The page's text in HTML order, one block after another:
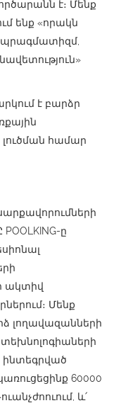
է։ Մենք
ենք «որակն
պրագմատիզմ,
է բարձր
համար
ը
ակտիվ
Մենք
լողավազանների
տեխնոլոգիաների
ինտեգրված
60000
և՛